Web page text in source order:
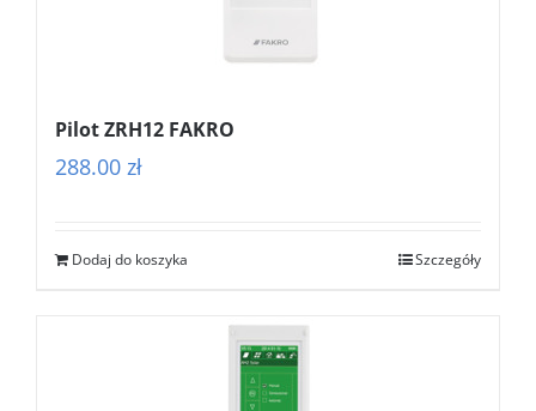
Pilot ZRH12 FAKRO
288.00 zł
Dodaj do koszyka Szczegóły